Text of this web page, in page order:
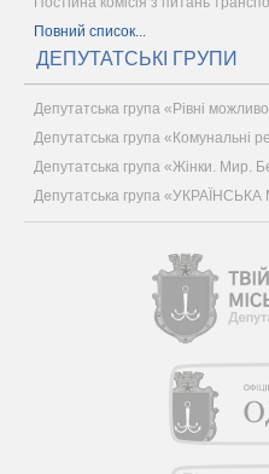
Повний список...
ДЕПУТАТСЬКІ ГРУПИ
Депутатська група «Рівні
Депутатська група «Комунальні
Депутатська група «Жінки. Мир.
Депутатська група «УКРАЇНСЬКА